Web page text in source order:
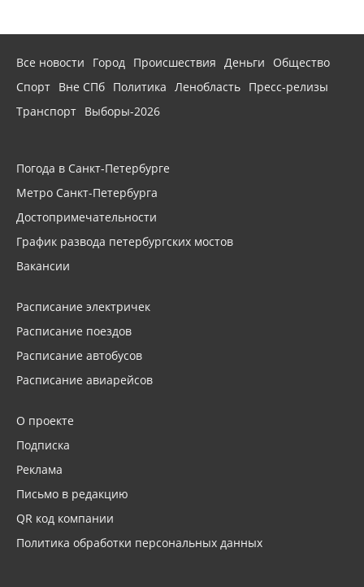
Все новости Город Происшествия Деньги
Общество
Спорт Вне СПб Политика Ленобласть Пресс-релизы
Транспорт Выборы-2026
Погода в Санкт-Петербурге
Метро Санкт-Петербурга
Достопримечательности
График развода петербургских мостов
Вакансии
Расписание электричек
Расписание поездов
Расписание автобусов
Расписание авиарейсов
О проекте
Подписка
Реклама
Письмо в редакцию
QR код компании
Политика обработки персональных данных